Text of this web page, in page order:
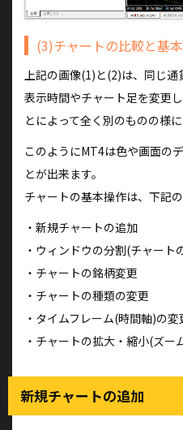
(3)チャートの比較と基
上記の画像(1)と(2)は、同じ通
表示時間やチャート足を変更
とによって全く別のものの様に
このようにMT4は色や画面の
とが出来ます。
チャートの基本操作は、下記
・新規チャートの追加
・ウィンドウの分割(チャート
・チャートの銘柄変更
・チャートの種類の変更
・タイムフレーム(時間軸)の変
・チャートの拡大・縮小(ズー
新規チャートの追加